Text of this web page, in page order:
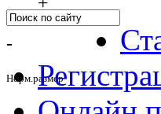
-
Норм.размер